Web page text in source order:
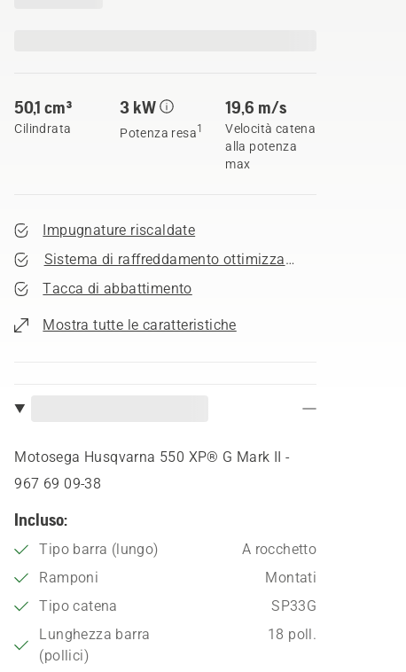
50,1 cm³
Cilindrata
3 kW
Potenza resa1
19,6 m/s
Velocità catena
alla potenza
max
Impugnature riscaldate
Sistema di raffreddamento ottimizzato
Tacca di abbattimento
Mostra tutte le caratteristiche
Motosega Husqvarna 550 XP® G Mark II -
967 69 09‑38
Incluso:
Tipo barra (lungo)
A rocchetto
Ramponi
Montati
Tipo catena
SP33G
Lunghezza barra
(pollici)
18 poll.